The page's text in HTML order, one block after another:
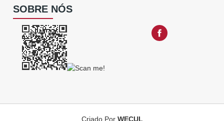
SOBRE NÓS
Criado Por WECUL